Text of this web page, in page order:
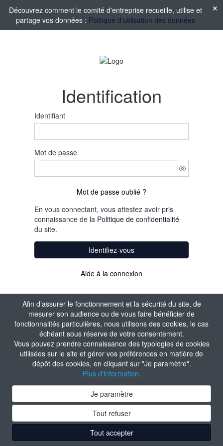
Afin d’assurer le fonctionnement et la sécurité du site, de
mesurer son audience ou de vous faire bénéficier de
fonctionnalités particulières, nous utilisons des cookies, le cas
échéant sous réserve de votre consentement.
Vous pouvez prendre connaissance des typologies de cookies
utilisées sur le site et gérer vos préférences en matière de
dépôt des cookies, en cliquant sur "Je paramètre".
Plus d'information.
Je paramètre
Tout refuser
Tout accepter
Découvrez comment le comité d'entreprise recueille, utilise et
partage vos données : Politique d'utilisation des données
Identification
Identifiant
Mot de passe
Mot de passe oublié ?
En vous connectant, vous attestez avoir pris
connaissance de la Politique de confidentialité
du site.
Identifiez-vous
Aide à la connexion